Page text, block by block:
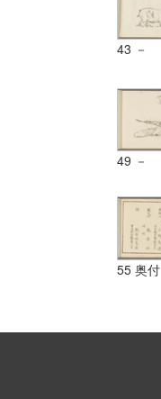
43 －
49 －
55 奥付